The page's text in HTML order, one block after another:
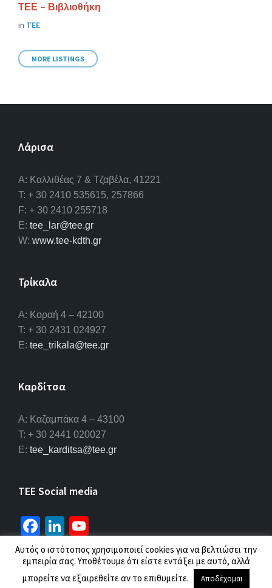
ΤΕΕ – Βιβλιοθήκη
in ΤΕΕ
MORE LISTINGS
Λάρισα
A: Καλλιθέας 7 & Τζαβέλα, 41221
T: + 30 2410 535615, 257866
F: + 30 2410 255718
E: tee_lar@tee.gr
W: www.tee-kdth.gr
Τρίκαλα
Α: Κοραή 4 – 42100
T: + 30 2431 024927
E: tee_trikala@tee.gr
Καρδίτσα
Α: Καζαμπάκα 4 – 43100
T: + 30 2441 020027
E: tee_karditsa@tee.gr
TEE Social media
Fa
ce
b
Li
n
ke
u
T
© 2026 ΤΕΕ |Πολιτική προσωπικών δεδομένων
Αυτός ο ιστότοπος χρησιμοποιεί cookies για να βελτιώσει την
εμπειρία σας. Υποθέτουμε ότι είστε εντάξει με αυτό, αλλά
μπορείτε να εξαιρεθείτε αν το επιθυμείτε.
Αποδέχομαι